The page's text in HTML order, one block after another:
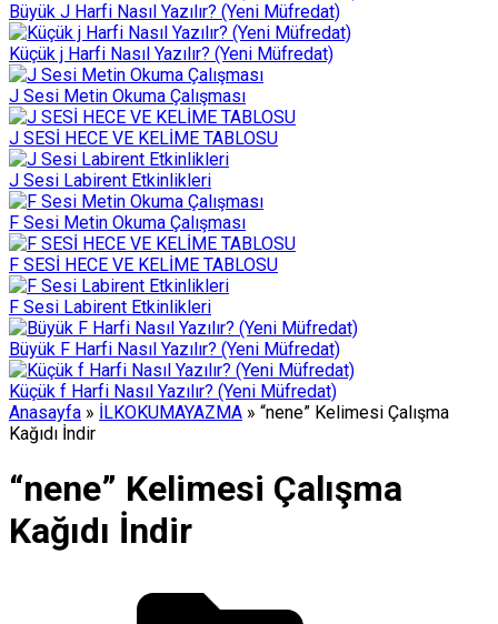
Büyük J Harfi Nasıl Yazılır? (Yeni Müfredat)
Küçük j Harfi Nasıl Yazılır? (Yeni Müfredat)
J Sesi Metin Okuma Çalışması
J SESİ HECE VE KELİME TABLOSU
J Sesi Labirent Etkinlikleri
F Sesi Metin Okuma Çalışması
F SESİ HECE VE KELİME TABLOSU
F Sesi Labirent Etkinlikleri
Büyük F Harfi Nasıl Yazılır? (Yeni Müfredat)
Küçük f Harfi Nasıl Yazılır? (Yeni Müfredat)
Anasayfa » İLKOKUMAYAZMA » “nene” Kelimesi Çalışma
Kağıdı İndir
“nene” Kelimesi Çalışma
Kağıdı İndir